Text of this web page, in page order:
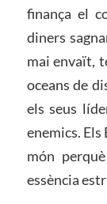
finança el
diners
mai envaït,
oceans de
els seus
enemics.
món
essència